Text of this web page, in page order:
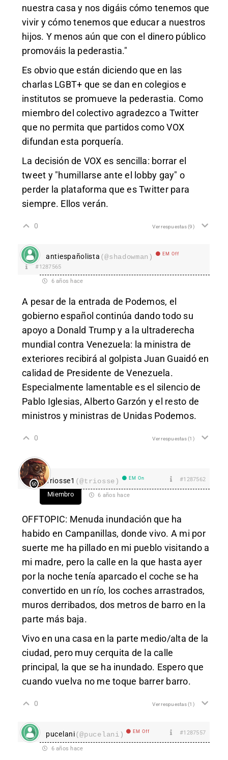
nuestra casa y nos digáis cómo tenemos que
vivir y cómo tenemos que educar a nuestros
hijos. Y menos aún que con el dinero público
promováis la pederastia."
Es obvio que están diciendo que en las
charlas LGBT+ que se dan en colegios e
institutos se promueve la pederastia. Como
miembro del colectivo agradezco a Twitter
que no permita que partidos como VOX
difundan esta porquería.
La decisión de VOX es sencilla: borrar el
tweet y "humillarse ante el lobby gay" o
perder la plataforma que es Twitter para
siempre. Ellos verán.
0 Ver respuestas(9)
antiespañolista (@shadowman) EM Off
#1287565
6 años hace
A pesar de la entrada de Podemos, el
gobierno español continúa dando todo su
apoyo a Donald Trump y a la ultraderecha
mundial contra Venezuela: la ministra de
exteriores recibirá al golpista Juan Guaidó en
calidad de Presidente de Venezuela.
Especialmente lamentable es el silencio de
Pablo Iglesias, Alberto Garzón y el resto de
ministros y ministras de Unidas Podemos.
0 Ver respuestas(1)
Triosse1 (@triosse) EM On #1287562
Miembro 6 años hace
OFFTOPIC: Menuda inundación que ha
habido en Campanillas, donde vivo. A mi por
suerte me ha pillado en mi pueblo visitando a
mi madre, pero la calle en la que hasta ayer
por la noche tenía aparcado el coche se ha
convertido en un río, los coches arrastrados,
muros derribados, dos metros de barro en la
parte más baja.
Vivo en una casa en la parte medio/alta de la
ciudad, pero muy cerquita de la calle
principal, la que se ha inundado. Espero que
cuando vuelva no me toque barrer barro.
0 Ver respuestas(1)
pucelani(@pucelani) EM Off #1287557
6 años hace